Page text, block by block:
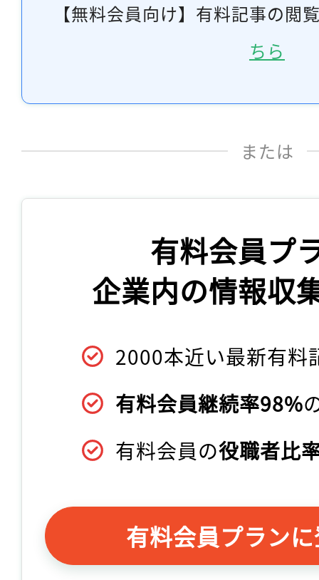
【無料会員向け】有料記事の閲
ちら
または
有料会員プ
企業内の情報収
2000本近い最新有料
有料会員継続率98%
有料会員の役職者比
有料会員プラン